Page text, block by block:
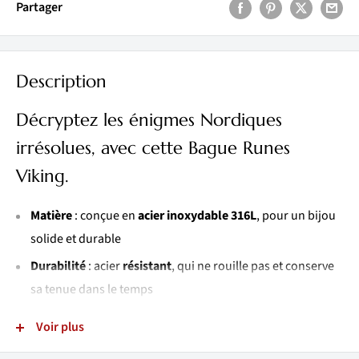
Partager
Description
Décryptez les énigmes Nordiques
irrésolues, avec cette Bague Runes
Viking.
Matière: conçue enacier inoxydable 316L, pour un bijou
solide et durable
Durabilité: acierrésistant, qui ne rouille pas et conserve
sa tenue dans le temps
détails du bijou
Voir plus